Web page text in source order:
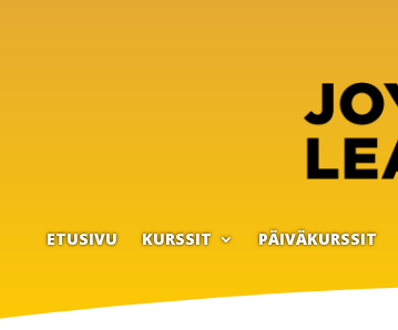
ETUSIVU KURSSIT PÄIVÄKURSSIT